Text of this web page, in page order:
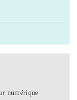
numérique